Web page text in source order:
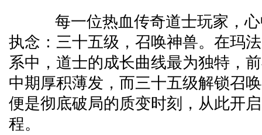
每一位热血传奇道士玩家，心
执念：三十五级，召唤神兽。在玛
系中，道士的成长曲线最为独特，
中期厚积薄发，而三十五级解锁召
便是彻底破局的质变时刻，从此开
程。